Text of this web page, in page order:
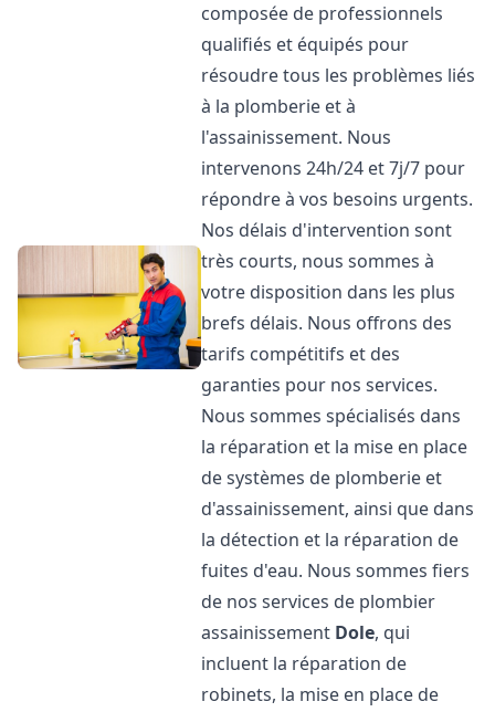
composée de professionnels
qualifiés et équipés pour
résoudre tous les problèmes liés
à la plomberie et à
l'assainissement. Nous
intervenons 24h/24 et 7j/7 pour
répondre à vos besoins urgents.
Nos délais d'intervention sont
très courts, nous sommes à
votre disposition dans les plus
brefs délais. Nous offrons des
tarifs compétitifs et des
garanties pour nos services.
Nous sommes spécialisés dans
la réparation et la mise en place
de systèmes de plomberie et
d'assainissement, ainsi que dans
la détection et la réparation de
fuites d'eau. Nous sommes fiers
de nos services de plombier
assainissement Dole, qui
incluent la réparation de
robinets, la mise en place de